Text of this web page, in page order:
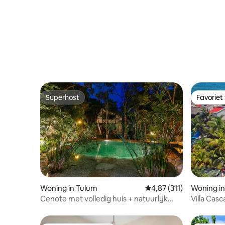
Superhost
Superhost
Woning in Tulum Gemiddelde
4,87 (311)
Cenote met volledig huis + natuurlijk
Woning
Villa